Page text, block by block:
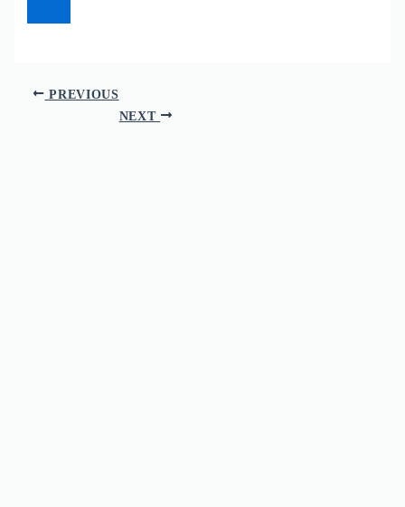
PREVIOUS
NEXT